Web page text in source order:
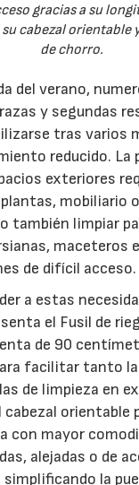
gracias a su
cabezal orientable
de chorro.
del verano,
y segundas
tras varios
reducido. La
exteriores
mobiliario
también limpiar
maceteros
de difícil acceso.
a estas
el Fusil de
de 90
facilitar tanto
de limpieza en
cabezal orientable
con mayor
alejadas o de
simplificando la